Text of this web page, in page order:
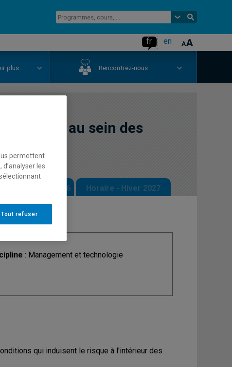
fr en
plus Rencontrez-nous
du risque au sein des
- Automne 2026 Horaire - Hiver 2027
: Management et technologie
qui induisent le risque à l'intérieur des
permettent
les
Tout refuser